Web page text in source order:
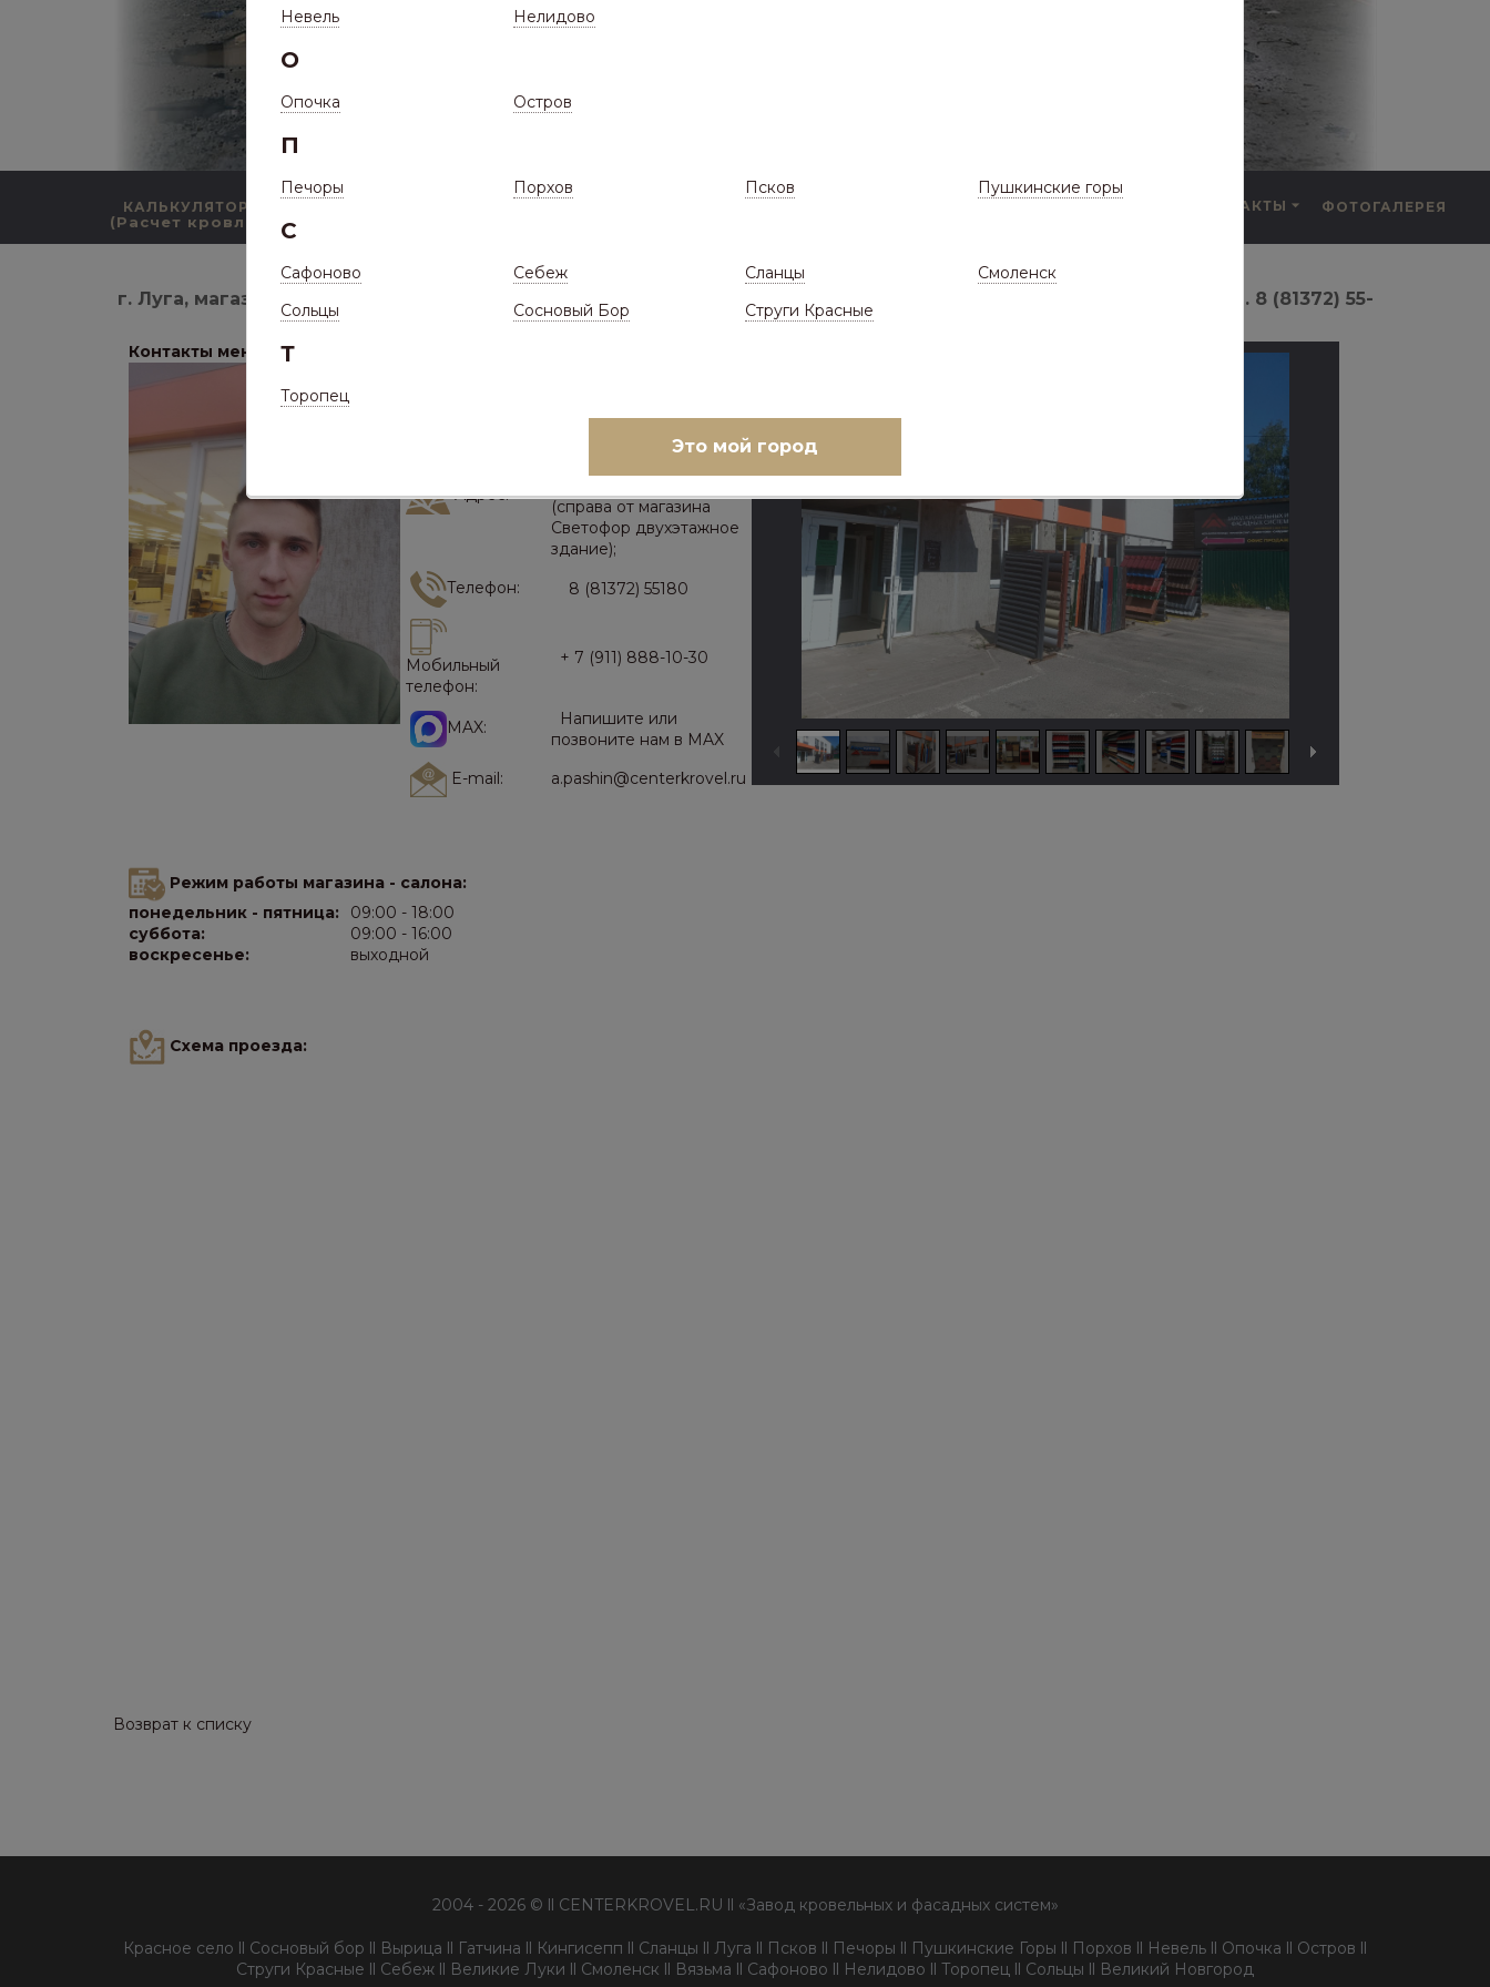
КАЛЬКУЛЯТОР
(Расчет кровли)
КОНТАКТЫ ФОТОГАЛЕРЕЯ
Контакты/
г. Луга, магазин-салон на пр-кт Комсомольский, д. 54а (справа от магазина Светофор двухэтажное здание), тел. 8 (81372) 55-
180
Контакты менеджеров:
Адрес:
Ленинградская обл., г.
(справа от магазина
Светофор двухэтажное
здание);
Телефон:
8 (81372) 55180
Мобильный
телефон:
+ 7 (911) 888-10-30
MAX:
Напишите или
позвоните нам в MAX
E-mail:
a.pashin@centerkrovel.ru
Режим работы магазина - салона:
понедельник - пятница:
09:00 - 18:00
суббота:
09:00 - 16:00
воскресенье:
выходной
Схема проезда:
Возврат к списку
2004 - 2026 © ll CENTERKROVEL.RU ll «Завод кровельных и фасадных систем»
Красное село ll Сосновый бор ll Вырица ll Гатчина ll Кингисепп ll Сланцы ll Луга ll Псков ll Печоры ll Пушкинские Горы ll Порхов ll Невель ll Опочка ll Остров ll
Струги Красные ll Себеж ll Великие Луки ll Смоленск ll Вязьма ll Сафоново ll Нелидово ll Торопец ll Сольцы ll Великий Новгород
Невель Нелидово
О
Опочка Остров
П
Печоры Порхов Псков Пушкинские горы
С
Сафоново Себеж Сланцы
Смоленск
Сольцы
Сосновый Бор Струги Красные
Т
Торопец
Это мой город